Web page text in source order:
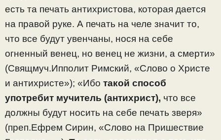
есть та печать антихристова, которая дается
на правой руке. А печать на челе значит то,
что все будут увенчаны, нося на себе
огненный венец, но венец не жизни, а смерти»
(Свящмуч.Ипполит Римский, «Слово о Христе
и антихристе»); «Ибо такой способ
употребит мучитель (антихрист), что все
должны будут носить на себе печать зверя»
(преп.Ефрем Сирин, «Слово на Пришествие